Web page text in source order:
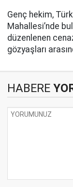
Genç hekim,
Mahallesi’nde
düzenlenen
gözyaşları
HABERE